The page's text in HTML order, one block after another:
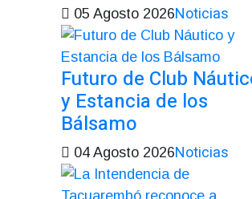
05 Agosto 2026Noticias
Futuro de Club
y Estancia de los
Bálsamo
04 Agosto 2026Noticias